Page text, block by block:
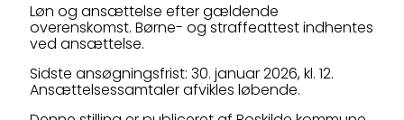
Løn og ansættelse efter gældende
overenskomst. Børne- og straffeattest indhentes
ved ansættelse.
Sidste ansøgningsfrist: 30. januar 2026, kl. 12.
Ansættelsessamtaler afvikles løbende.